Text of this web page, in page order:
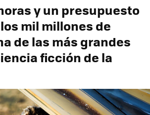
y un presupuesto
mil millones de
de las más grandes
ficción de la